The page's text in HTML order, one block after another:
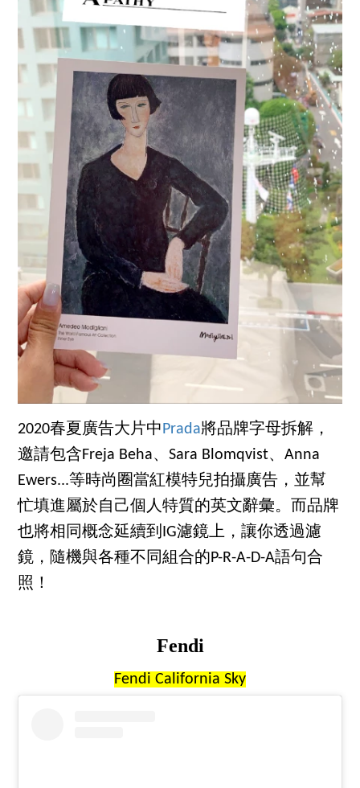
2020春夏廣告大片中Prada將品牌字母拆解，
邀請包含Freja Beha、Sara Blomqvist、Anna
Ewers...等時尚圈當紅模特兒拍攝廣告，並幫
忙填進屬於自己個人特質的英文辭彙。而品牌
也將相同概念延續到IG濾鏡上，讓你透過濾
鏡，隨機與各種不同組合的P-R-A-D-A語句合
照！
Fendi
Fendi California Sky